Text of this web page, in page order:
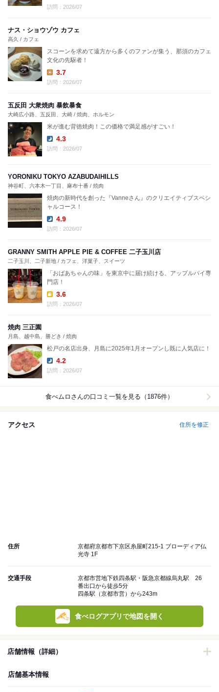
Lunch:
訪問：2026/07
ナス・ショウゾウ カフェ
高久 / カフェ
スコーンを求めて遠方から多くのファンが集う、那須のカフェ
文化の先駆者！
Lunch:
3.7
訪問：2026/07
五反田 大衆焼肉 暴飲暴食
大崎広小路、五反田、大崎 / 焼肉、ホルモン
米が進む背徳焼肉！この価格で満足感がすごい！
Dinner:
4.3
訪問：2026/07
YORONIKU TOKYO AZABUDAIHILLS
神谷町、六本木一丁目、麻布十番 / 焼肉
焼肉の新時代を創った『Vanneさん』のクリエイティブスペシ
ャルコース！
Dinner:
4.9
訪問：2026/07
GRANNY SMITH APPLE PIE & COFFEE 二子玉川店
二子玉川、二子新地 / カフェ、洋菓子、スイーツ
「おばあちゃんの味」を東京中に届け続ける、アップルパイ専
門店！
Takeout:
3.6
訪問：2026/07
焼肉 三正園
月島、越中島、勝どき / 焼肉
松戸の名店出身、月島に2025年1月オープンし既に人気店に！
Dinner:
4.2
訪問：2026/07
食べムロ さんの口コミ一覧を見る（1876件）
アクセス 住所を修正
住所
京都府京都市下京区糸屋町215-1 ブローディア仏
光寺 1F
交通手段
京都市営地下鉄四条駅・阪急京都線烏丸駅 26
番出口から徒歩5分
四条駅（京都市営）から243m
食べログアプリで地図を開く
店舗情報（詳細）
店舗基本情報